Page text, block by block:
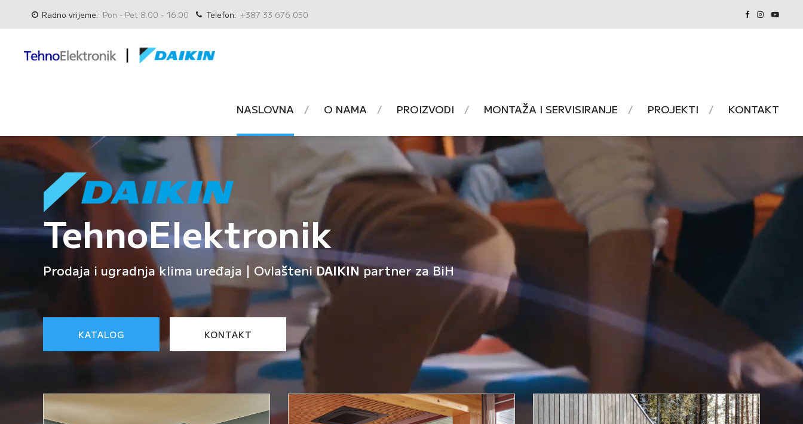
Radno vrijeme: Pon - Pet 8.00 - 16.00 Telefon: +387 33 676 050
NASLOVNA O NAMA PROIZVODI MONTAŽA I SERVISIRANJE PROJEKTI KONTAKT
TehnoElektronik
Prodaja i ugradnja klima uređaja | Ovlašteni DAIKINpartner za BiH
KATALOG KONTAKT